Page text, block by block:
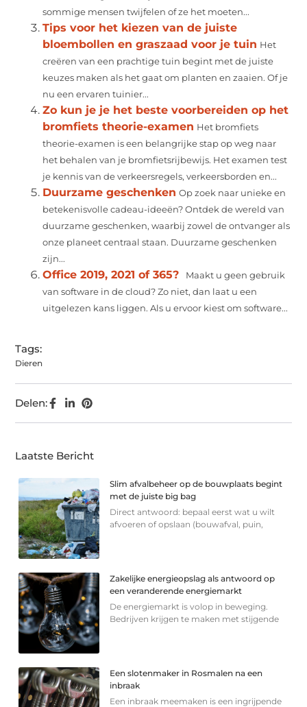
sommige mensen twijfelen of ze het moeten...
Tips voor het kiezen van de juiste
bloembollen en graszaad voor je tuin Het
creëren van een prachtige tuin begint met de juiste
keuzes maken als het gaat om planten en zaaien. Of je
nu een ervaren tuinier...
Zo kun je je het beste voorbereiden op het
bromfiets theorie-examen Het bromfiets
theorie-examen is een belangrijke stap op weg naar
het behalen van je bromfietsrijbewijs. Het examen test
je kennis van de verkeersregels, verkeersborden en...
Duurzame geschenken Op zoek naar unieke en
betekenisvolle cadeau-ideeën? Ontdek de wereld van
duurzame geschenken, waarbij zowel de ontvanger als
onze planeet centraal staan. Duurzame geschenken
zijn...
Office 2019, 2021 of 365?
Maakt u geen gebruik
van software in de cloud? Zo niet, dan laat u een
uitgelezen kans liggen. Als u ervoor kiest om software...
Tags:
Dieren
Delen:
Laatste Bericht
Slim afvalbeheer op de bouwplaats begint
met de juiste big bag
Direct antwoord: bepaal eerst wat u wilt
afvoeren of opslaan (bouwafval, puin,
Zakelijke energieopslag als antwoord op
een veranderende energiemarkt
De energiemarkt is volop in beweging.
Bedrijven krijgen te maken met stijgende
Een slotenmaker in Rosmalen na een
inbraak
Een inbraak meemaken is een ingrijpende